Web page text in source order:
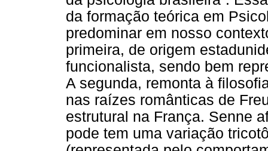
da formação teórica em
predominar em nosso
primeira, de origem
funcionalista, sendo bem
A segunda, remonta à
nas raízes românticas de
estrutural na França. Senne
pode tem uma variação